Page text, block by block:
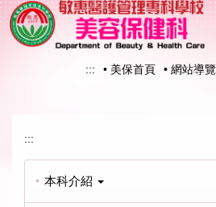
跳
到
主
::: • 美保首頁 • 網站導覽
:::
本科介紹